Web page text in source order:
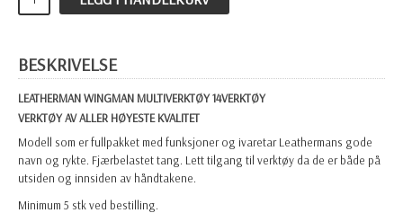
BESKRIVELSE
LEATHERMAN WINGMAN MULTIVERKTØY 14VERKTØY
VERKTØY AV ALLER HØYESTE KVALITET
Modell som er fullpakket med funksjoner og ivaretar Leathermans gode
navn og rykte. Fjærbelastet tang. Lett tilgang til verktøy da de er både på
utsiden og innsiden av håndtakene.
Minimum 5 stk ved bestilling.